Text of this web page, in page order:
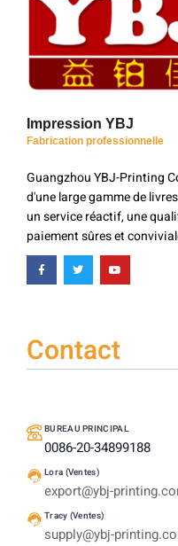
Impression YBJ
Fabrication professionnelle
Guangzhou YBJ-Printing
d'une large gamme de
un service réactif, une
paiement sûres et
Contact
BUREAU PRINCIPAL
0086-20-34899188
Lora (Ventes)
export@ybj-
Tracy (Ventes)
supply@ybj-